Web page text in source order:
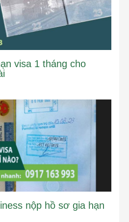
visa 1 tháng cho
nộp hồ sơ gia hạn